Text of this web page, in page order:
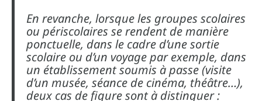
En revanche, lorsque les groupes scolaires
ou périscolaires se rendent de manière
ponctuelle, dans le cadre d’une sortie
scolaire ou d’un voyage par exemple, dans
un établissement soumis à passe (visite
d’un musée, séance de cinéma, théâtre…),
deux cas de figure sont à distinguer :